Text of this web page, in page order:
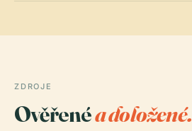
ZDROJE
Ověřenéa doložené.